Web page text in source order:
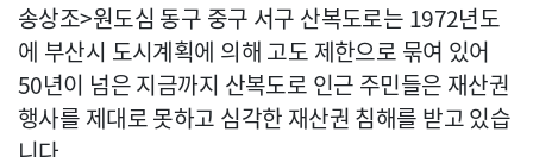
송상조>원도심 동구 중구 서구 산복도로는 1972년도
에 부산시 도시계획에 의해 고도 제한으로 묶여 있어
50년이 넘은 지금까지 산복도로 인근 주민들은 재산권
행사를 제대로 못하고 심각한 재산권 침해를 받고 있습